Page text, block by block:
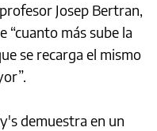
Josep Bertran,
“cuanto más sube la
se recarga el mismo
demuestra en un